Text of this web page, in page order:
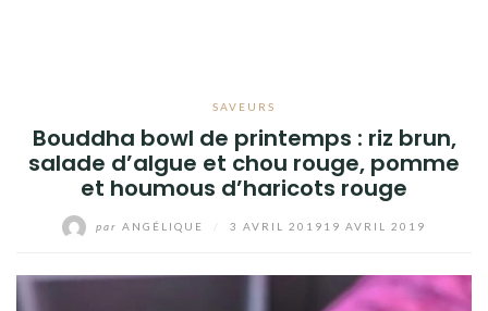
SAVEURS
Bouddha bowl de printemps : riz brun,
salade d’algue et chou rouge, pomme
et houmous d’haricots rouge
par ANGÉLIQUE 3 AVRIL 2019 19 AVRIL 2019